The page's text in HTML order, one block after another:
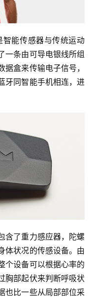
能传感器与传统运动
一条由可导电银线所组
盒来传输电子信号，
牙同智能手机相连，进
含了重力感应器，陀螺
体状况的传感设备。由
个设备可以根据心率的
胸部起伏来判断呼吸状
也比一些从局部部位采